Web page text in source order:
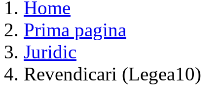
Home
Prima pagina
Juridic
Revendicari (Legea10)